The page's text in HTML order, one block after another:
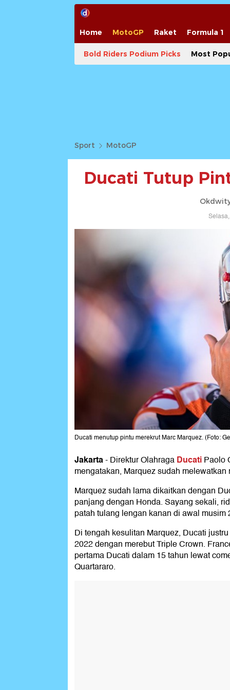
Home MotoGP Raket Formula 1
Bold Riders Podium Picks Most
Sport MotoGP
Ducati Tutup
Ducati menutup pintu merekrut Marc Marquez. (Foto:
Jakarta-Direktur OlahragaDucatiPaolo
mengatakan, Marquez sudah
Marquez sudah lama dikaitkan dengan
panjang dengan Honda. Sayang sekali,
patah tulang lengan kanan di awal musim
Di tengah kesulitan Marquez, Ducati
2022 dengan merebut Triple Crown.
pertama Ducati dalam 15 tahun lewat
Quartararo.